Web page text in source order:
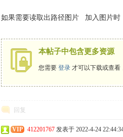
如果需要读取出路径图片 加入图片
本帖子中包含更多资源
您需要 登录 才可以下载或查看
回复
VIP 412201767 发表于 2022-4-24